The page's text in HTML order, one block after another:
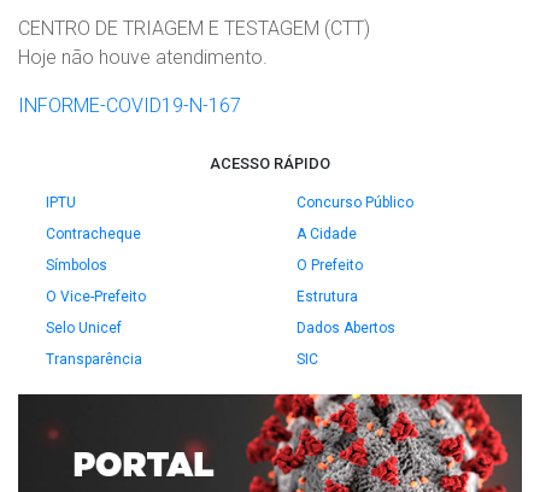
CENTRO DE TRIAGEM E TESTAGEM (CTT)
Hoje não houve atendimento.
INFORME-COVID19-N-167
ACESSO RÁPIDO
IPTU
Concurso Público
Contracheque
A Cidade
Símbolos
O Prefeito
O Vice-Prefeito
Estrutura
Selo Unicef
Dados Abertos
Transparência
SIC